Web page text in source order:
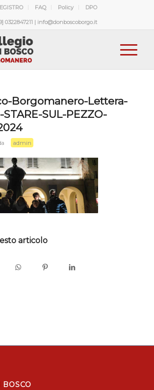
FAQ Policy DPO
0322847211 | info@donboscoborgo.it
Borgomanero-Lettera-
SUL-PEZZO-
admin
articolo